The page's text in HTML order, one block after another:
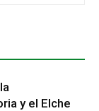
y el Elche